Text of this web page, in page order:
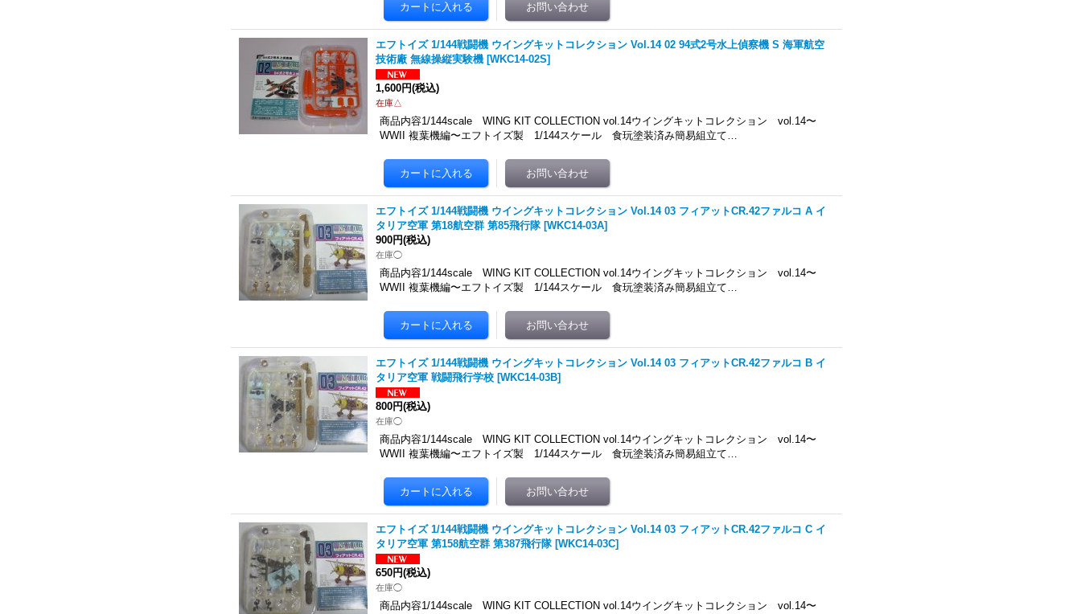
エフトイズ 1/144戦闘機 ウイングキットコレクション Vol.14 02 94式2号水上偵察機 S 海軍航空
技術廠 無線操縦実験機 [WKC14-02S]
1,600円(税込)
在庫△
商品内容1/144scale WING KIT COLLECTION vol.14ウイングキットコレクション vol.14〜
WWII 複葉機編〜エフトイズ製 1/144スケール 食玩塗装済み簡易組立て…
エフトイズ 1/144戦闘機 ウイングキットコレクション Vol.14 03 フィアットCR.42ファルコ A イ
タリア空軍 第18航空群 第85飛行隊 [WKC14-03A]
900円(税込)
在庫◯
商品内容1/144scale WING KIT COLLECTION vol.14ウイングキットコレクション vol.14〜
WWII 複葉機編〜エフトイズ製 1/144スケール 食玩塗装済み簡易組立て…
エフトイズ 1/144戦闘機 ウイングキットコレクション Vol.14 03 フィアットCR.42ファルコ B イ
タリア空軍 戦闘飛行学校 [WKC14-03B]
800円(税込)
在庫◯
商品内容1/144scale WING KIT COLLECTION vol.14ウイングキットコレクション vol.14〜
WWII 複葉機編〜エフトイズ製 1/144スケール 食玩塗装済み簡易組立て…
エフトイズ 1/144戦闘機 ウイングキットコレクション Vol.14 03 フィアットCR.42ファルコ C イ
タリア空軍 第158航空群 第387飛行隊 [WKC14-03C]
650円(税込)
在庫◯
商品内容1/144scale WING KIT COLLECTION vol.14ウイングキットコレクション vol.14〜